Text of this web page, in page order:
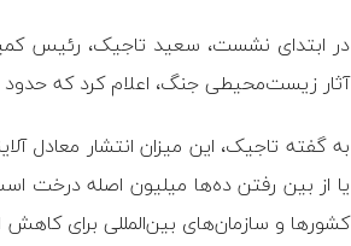
در ابتدای نشست، سعید تاجیک، رئیس
آثار زیست‌محیطی جنگ، اعلام کرد که
به گفته تاجیک، این میزان انتشار معادل
یا از بین رفتن ده‌ها میلیون اصله درخت
کشور‌ها و سازمان‌های بین‌المللی برای کاهش